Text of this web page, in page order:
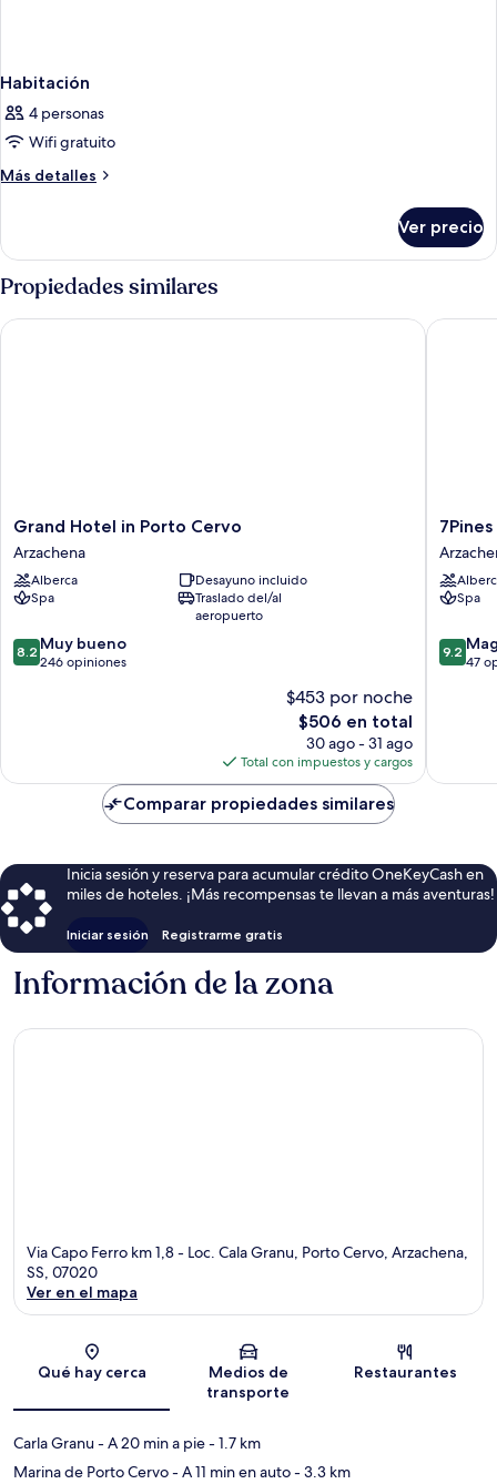
Habitación
4 personas
Wifi gratuito
Más detalles
Más
Ver precio
Propiedades similares
Grand
Hotel
in
Porto
Cervo
Grand Hotel in Porto Cervo
Arzachena
Alberca
Desayuno incluido
Spa
Traslado del/al
aeropuerto
8.2
de
8.2 Muy bueno
246 opiniones
$453 por noche
El
precio
actual
es
de
$506
$506 en total
30 ago - 31 ago
Total con impuestos y cargos
Grand Hotel in Porto Cervo
7Pines
Resort
A
Hyatt
Spa
9.2
de
9.2
47
7Pines
Comparar propiedades similares
Inicia sesión y reserva para acumular crédito OneKeyCash en
miles de hoteles. ¡Más recompensas te llevan a más aventuras!
Iniciar sesión Registrarme gratis
Información de la zona
Via Capo Ferro km 1,8 - Loc. Cala Granu, Porto Cervo, Arzachena,
SS, 07020
Ver en el mapa
Qué hay cerca
Medios de
transporte
Restaurantes
Carla Granu- A 20 min a pie- 1.7 km
Marina de Porto Cervo- A 11 min en auto- 3.3 km